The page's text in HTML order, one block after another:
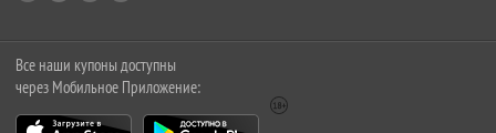
Все наши купоны доступны
через Мобильное Приложение: